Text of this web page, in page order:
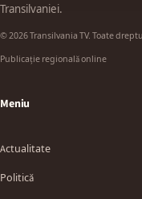
Transilvaniei.
© 2026 Transilvania TV. Toate
Publicație regională online
Meniu
Actualitate
Politică